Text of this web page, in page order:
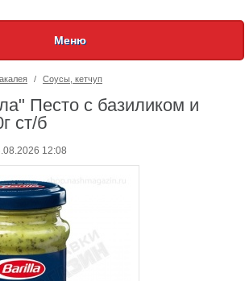
Меню
/ Соусы, кетчуп
Песто с базиликом и
ст/б
12:08